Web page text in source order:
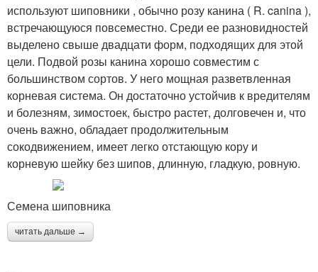
используют шиповники , обычно розу канина ( R. canina ),
встречающуюся повсеместно. Среди ее разновидностей
выделено свыше двадцати форм, подходящих для этой
цели. Подвой розы канина хорошо совместим с
большинством сортов. У него мощная разветвленная
корневая система. Он достаточно устойчив к вредителям
и болезням, зимостоек, быстро растет, долговечен и, что
очень важно, обладает продолжительным
сокодвижением, имеет легко отстающую кору и
корневую шейку без шипов, длинную, гладкую, ровную.
Семена шиповника
читать дальше →